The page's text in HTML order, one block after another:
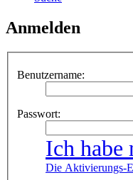
Anmelden
Benutzername:
Passwort:
Ich habe
Die Aktivierungs-